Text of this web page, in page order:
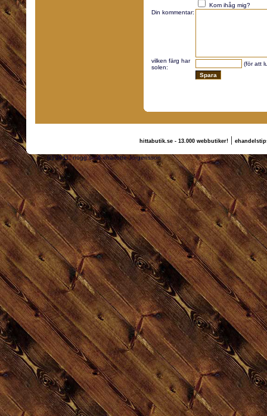
Kom ihåg mig?
Din kommentar:
vilken färg har
solen:
(för att
hittabutik.se - 13.000 webbutiker!|
(c) 2011, nogg.se & charlotte Jörgensson